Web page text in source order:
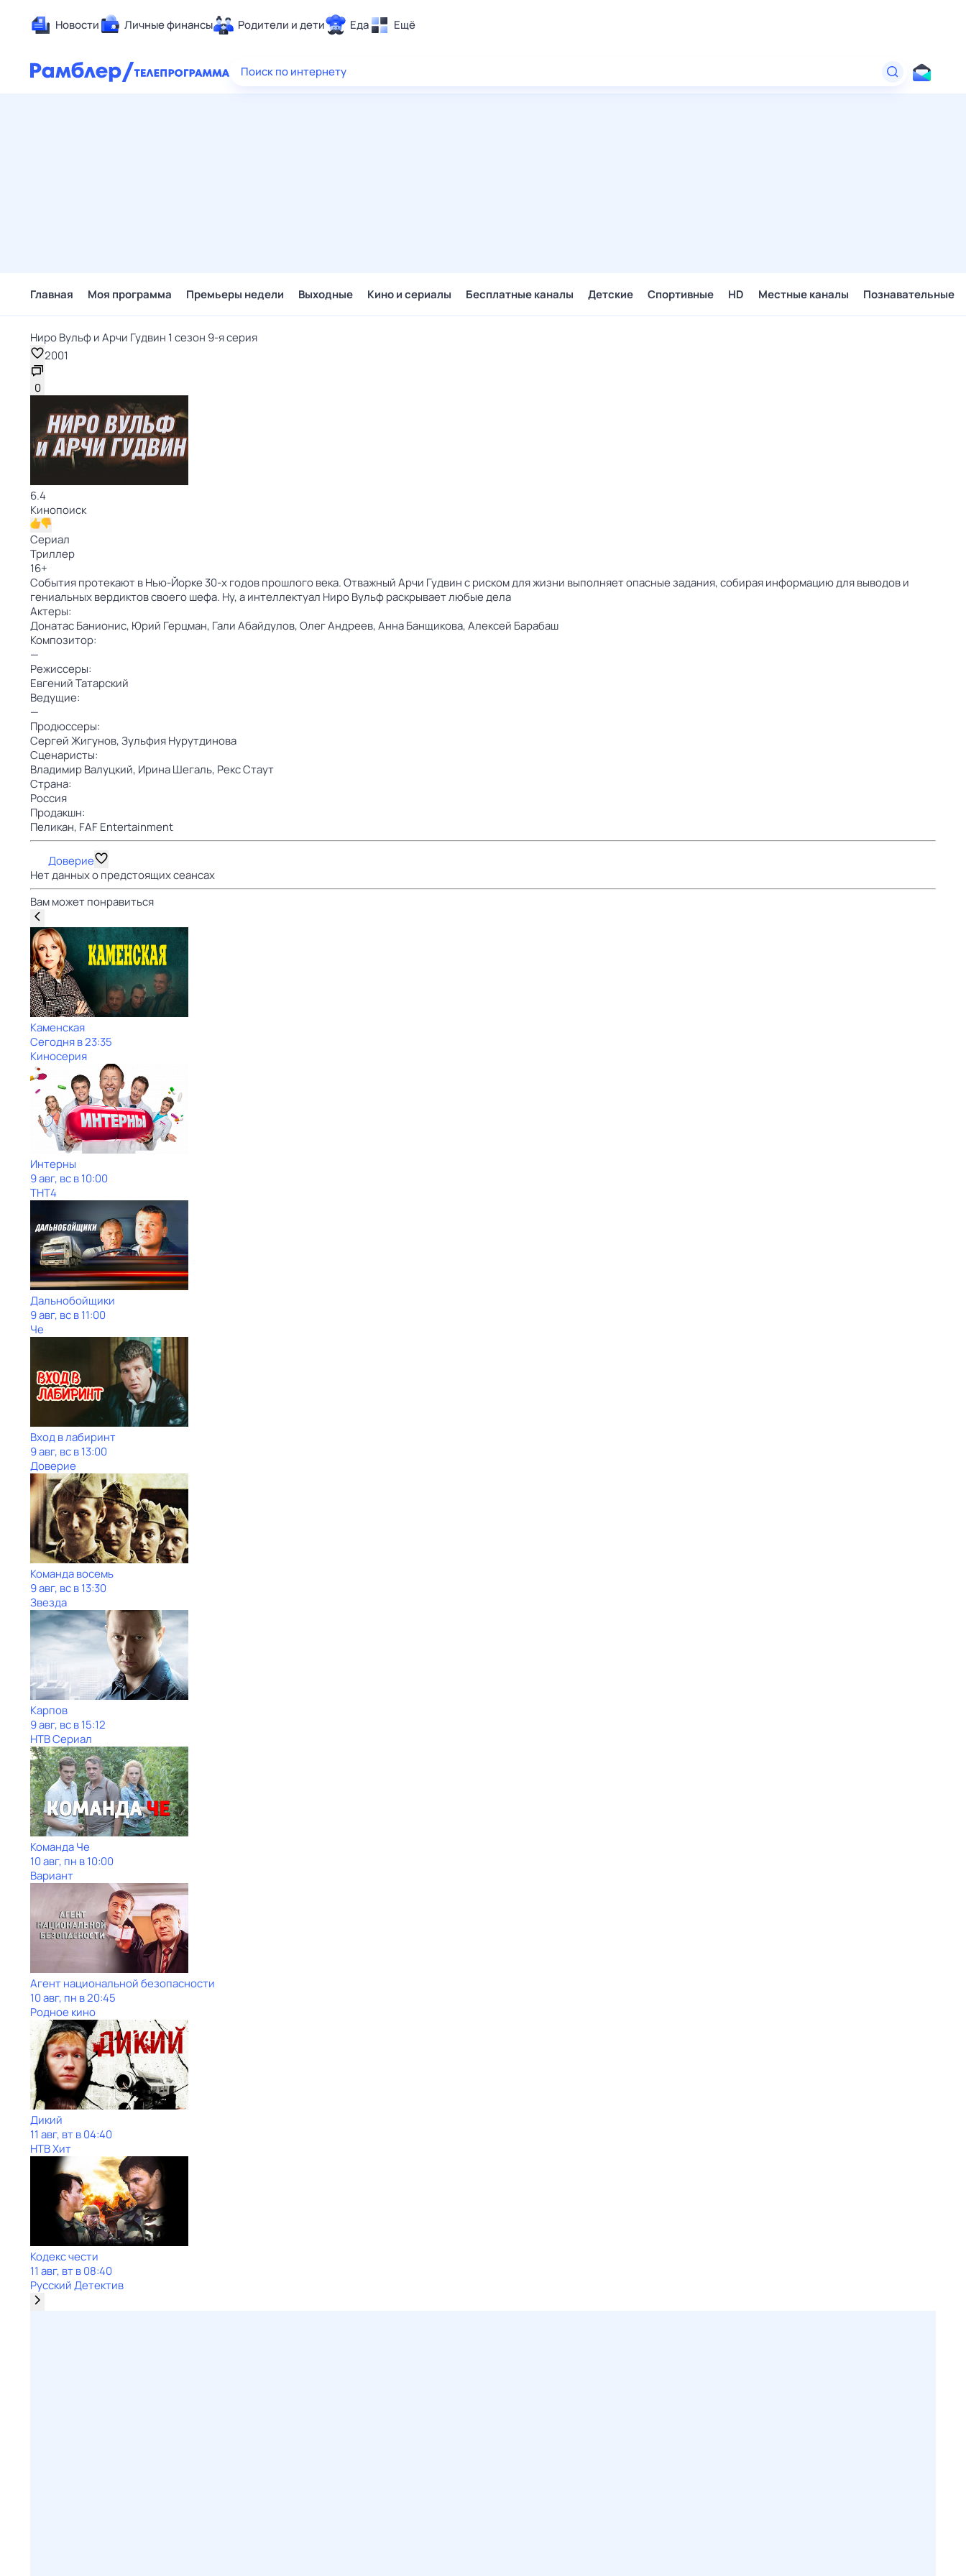
Новости Личные финансы Родители и дети Еда Ещё
Здоровье
Поиск по интернету
Главная Моя программа Премьеры недели Выходные Кино и сериалы Бесплатные каналы Детские Спортивные HD Местные каналы Познавательные
Ниро Вульф и Арчи Гудвин 1 сезон 9-я серия
2001
0
6.4
Кинопоиск
Сериал
Триллер
16+
События протекают в Нью-Йорке 30-х годов прошлого века. Отважный Арчи Гудвин с риском для жизни выполняет опасные задания, собирая информацию для выводов и
гениальных вердиктов своего шефа. Ну, а интеллектуал Ниро Вульф раскрывает любые дела
Актеры:
Донатас Банионис, Юрий Герцман, Гали Абайдулов,Олег Андреев,Анна Банщикова,Алексей Барабаш
Композитор:
—
Режиссеры:
Евгений Татарский
Ведущие:
—
Продюссеры:
Сергей Жигунов,Зульфия Нурутдинова
Сценаристы:
Владимир Валуцкий, Ирина Шегаль, Рекс Стаут
Страна:
Россия
Продакшн:
Пеликан, FAF Entertainment
Доверие
Нет данных о предстоящих сеансах
Вам может понравиться
Каменская
Сегодня в 23:35
Киносерия
Интерны
9 авг, вс в 10:00
ТНТ4
Дальнобойщики
9 авг, вс в 11:00
Че
Вход в лабиринт
9 авг, вс в 13:00
Доверие
Команда восемь
9 авг, вс в 13:30
Звезда
Карпов
9 авг, вс в 15:12
НТВ Сериал
Команда Че
10 авг, пн в 10:00
Вариант
Агент национальной безопасности
10 авг, пн в 20:45
Родное кино
Дикий
11 авг, вт в 04:40
НТВ Хит
Кодекс чести
11 авг, вт в 08:40
Русский Детектив